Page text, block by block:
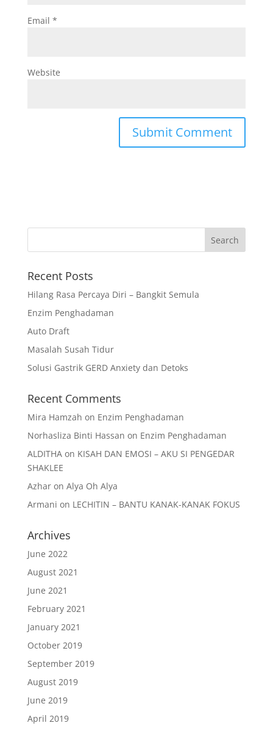
Email *
Website
Recent Posts
Hilang Rasa Percaya Diri – Bangkit Semula
Enzim Penghadaman
Auto Draft
Masalah Susah Tidur
Solusi Gastrik GERD Anxiety dan Detoks
Recent Comments
Mira Hamzah on Enzim Penghadaman
Norhasliza Binti Hassan on Enzim Penghadaman
ALDITHAon KISAH DAN EMOSI – AKU SI PENGEDAR
SHAKLEE
Azharon Alya Oh Alya
Armani on LECHITIN – BANTU KANAK-KANAK FOKUS
Archives
June 2022
August 2021
June 2021
February 2021
January 2021
October 2019
September 2019
August 2019
June 2019
April 2019